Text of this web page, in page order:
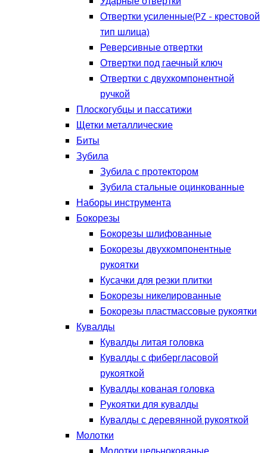
Отвертки усиленные(PZ - крестовой
тип шлица)
Реверсивные отвертки
Отвертки под гаечный ключ
Отвертки с двухкомпонентной
ручкой
Плоскогубцы и пассатижи
Щетки металлические
Биты
Зубила
Зубила с протектором
Зубила стальные оцинкованные
Наборы инструмента
Бокорезы
Бокорезы шлифованные
Бокорезы двухкомпонентные
рукоятки
Кусачки для резки плитки
Бокорезы никелированные
Бокорезы пластмассовые рукоятки
Кувалды
Кувалды литая головка
Кувалды с фибергласовой
рукояткой
Кувалды кованая головка
Рукоятки для кувалды
Кувалды с деревянной рукояткой
Молотки